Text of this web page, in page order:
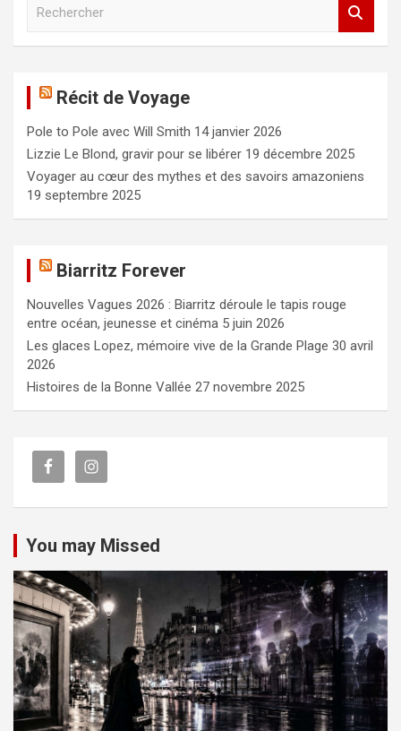
c
h
e
r
Récit de Voyage
Pole to Pole avec Will Smith 14 janvier 2026
Lizzie Le Blond, gravir pour se libérer 19 décembre 2025
Voyager au cœur des mythes et des savoirs amazoniens
19 septembre 2025
Biarritz Forever
Nouvelles Vagues 2026 : Biarritz déroule le tapis rouge
entre océan, jeunesse et cinéma 5 juin 2026
Les glaces Lopez, mémoire vive de la Grande Plage 30 avril
2026
Histoires de la Bonne Vallée 27 novembre 2025
You may Missed